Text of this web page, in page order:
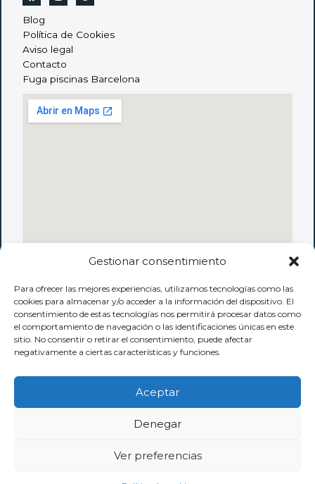
Gestionar consentimiento
Para ofrecer las mejores experiencias, utilizamos tecnologías como las
cookies para almacenar y/o acceder a la información del dispositivo. El
consentimiento de estas tecnologías nos permitirá procesar datos como
el comportamiento de navegación o las identificaciones únicas en este
sitio. No consentir o retirar el consentimiento, puede afectar
negativamente a ciertas características y funciones.
Aceptar
Denegar
Ver preferencias
Blog
Política de Cookies
Aviso legal
Contacto
Fuga piscinas Barcelona